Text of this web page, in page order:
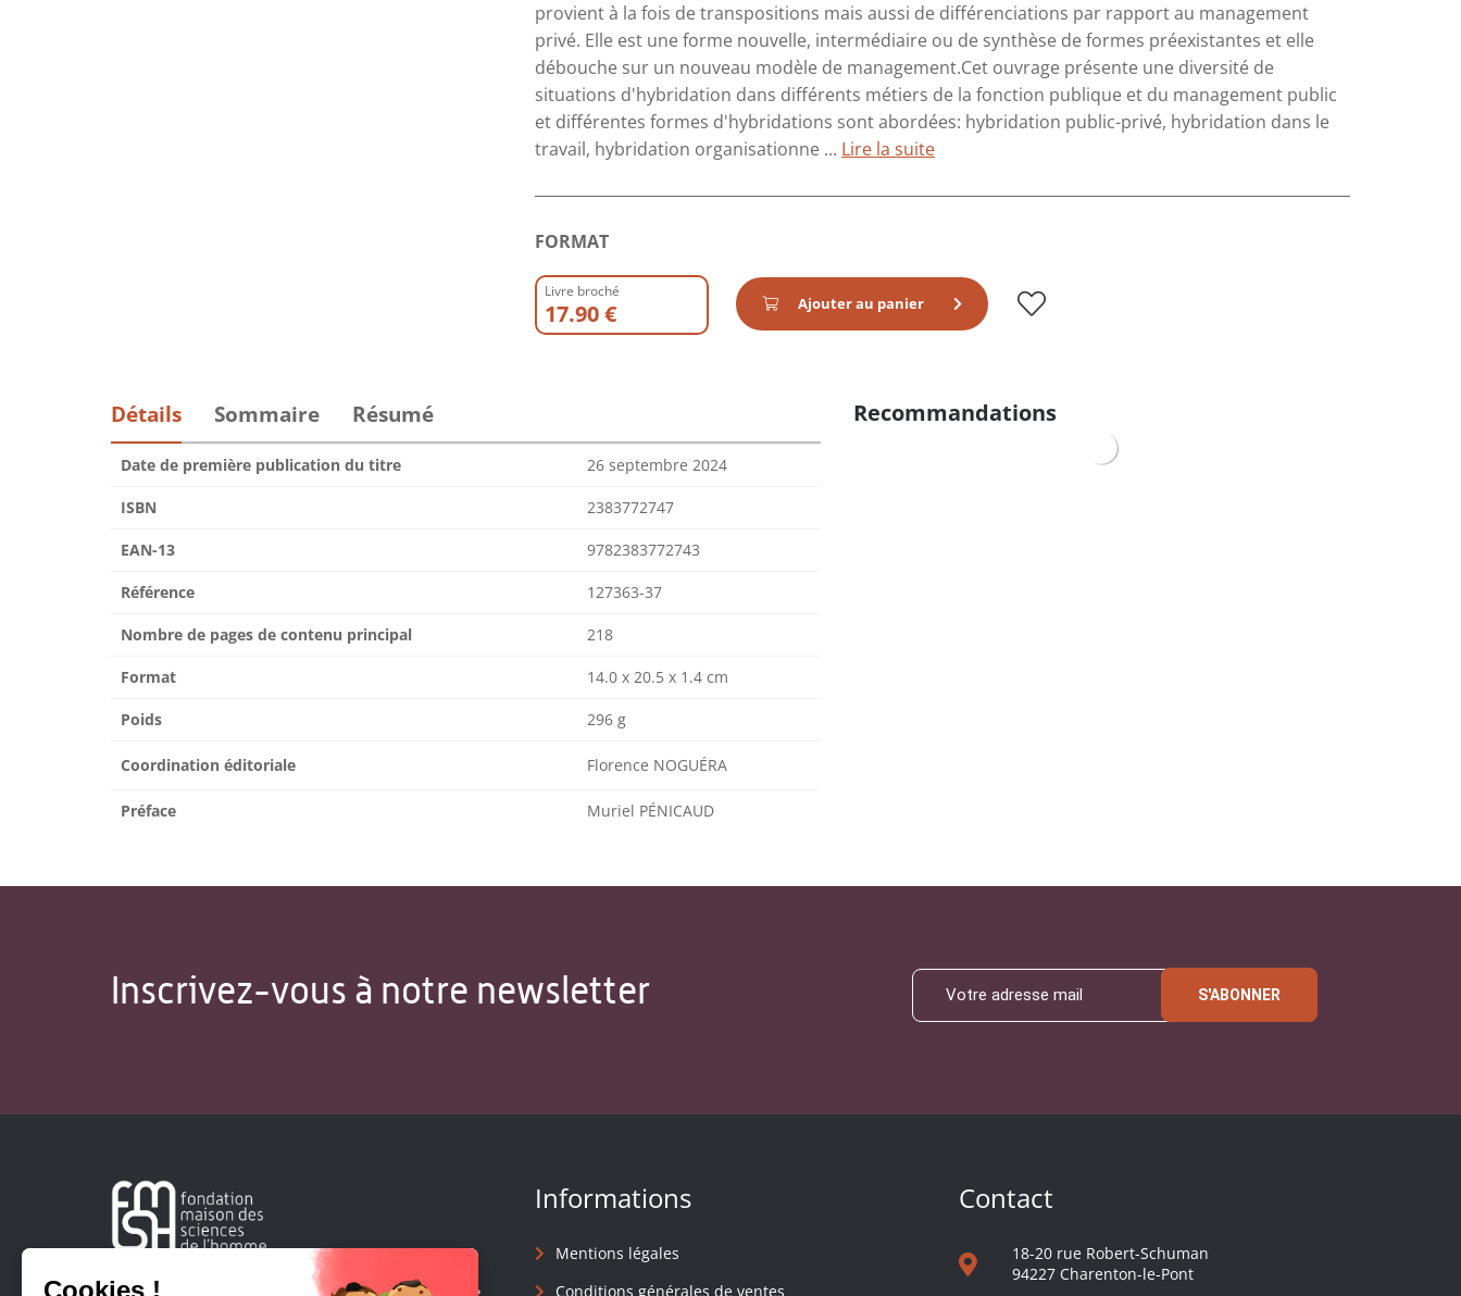
provient à la fois de transpositions mais aussi de différenciations par rapport au management
privé. Elle est une forme nouvelle, intermédiaire ou de synthèse de formes préexistantes et elle
débouche sur un nouveau modèle de management.Cet ouvrage présente une diversité de
situations d'hybridation dans différents métiers de la fonction publique et du management public
et différentes formes d'hybridations sont abordées: hybridation public-privé, hybridation dans le
travail, hybridation organisationne ... Lire la suite
FORMAT
Livre broché
17.90 € Ajouter au panier
Détails Sommaire Résumé
Date de première publication du titre 26 septembre 2024
ISBN 2383772747
EAN-13 9782383772743
Référence 127363-37
Nombre de pages de contenu principal 218
Format 14.0 x 20.5 x 1.4 cm
Poids 296 g
Coordination éditoriale Florence NOGUÉRA
Préface Muriel PÉNICAUD
Recommandations
Inscrivez-vous à notre newsletter S'ABONNER
Créée en 1963, la Fondation Maison Sciences de l'Homme
Informations
Mentions légales
Conditions générales de ventes
Contact
18-20 rue Robert-Schuman
94227 Charenton-le-Pont